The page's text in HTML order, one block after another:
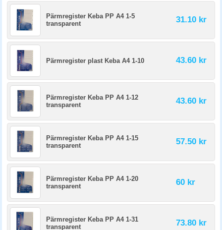
Pärmregister Keba PP A4 1-5
transparent
31.10 kr
Pärmregister plast Keba A4 1-10 43.60 kr
Pärmregister Keba PP A4 1-12
transparent
43.60 kr
Pärmregister Keba PP A4 1-15
transparent
57.50 kr
Pärmregister Keba PP A4 1-20
transparent
60 kr
Pärmregister Keba PP A4 1-31
transparent
73.80 kr